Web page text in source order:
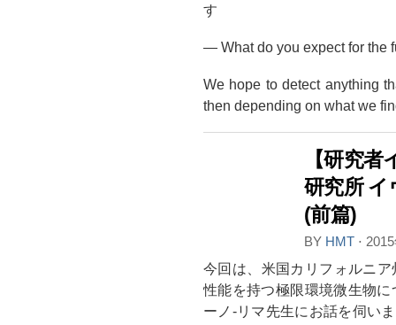
す
― What do you expect for the
We hope to detect anything
then depending on what we
【研究
研究所
(前篇)
BY HMT ⋅
今回は、米国カリフォルニ
性能を持つ極限環境微生物
ーノ-リマ先生にお話を伺い